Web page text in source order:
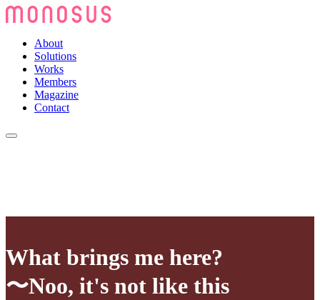
About
Solutions
Works
Members
Magazine
Contact
What brings me here?
〜Noo, it's not like this